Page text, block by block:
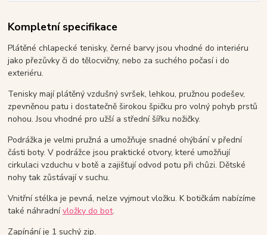
Kompletní specifikace
Plátěné chlapecké tenisky, černé barvy jsou vhodné do interiéru
jako přezůvky či do tělocvičny, nebo za suchého počasí i do
exteriéru.
Tenisky mají plátěný vzdušný svršek, lehkou, pružnou podešev,
zpevněnou patu i dostatečně širokou špičku pro volný pohyb prstů
nohou. Jsou vhodné pro užší a střední šířku nožičky.
Podrážka je velmi pružná a umožňuje snadné ohýbání v přední
části boty. V podrážce jsou praktické otvory, které umožňují
cirkulaci vzduchu v botě a zajišťují odvod potu při chůzi. Dětské
nohy tak zůstávají v suchu.
Vnitřní stélka je pevná, nelze vyjmout vložku. K botičkám nabízíme
také náhradnívložky do bot.
Zapínání je 1 suchý zip.